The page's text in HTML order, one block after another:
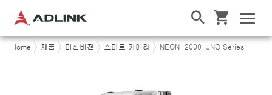
Home 제품 머신비전 스마트 카메라 NEON-2000-JNO Series